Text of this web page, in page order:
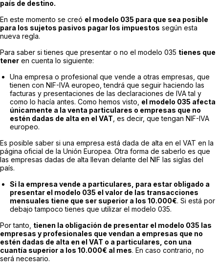
país de destino.
En este momento se creó el modelo 035 para que sea posible
para los sujetos pasivos pagar los impuestos según esta
nueva regla.
Para saber si tienes que presentar o no el modelo 035 tienes que
tener en cuenta lo siguiente:
Una empresa o profesional que vende a otras empresas, que
tienen con NIF-IVA europeo, tendrá que seguir haciendo las
facturas y presentaciones de las declaraciones de IVA tal y
como lo hacía antes. Como hemos visto, el modelo 035 afecta
únicamente a la venta particulares o empresas que no
estén dadas de alta en el VAT , es decir, que tengan NIF-IVA
europeo.
Es posible saber si una empresa está dada de alta en el VAT en la
página oficial de la Unión Europea. Otra forma de saberlo es que
las empresas dadas de alta llevan delante del NIF las siglas del
país.
Si la empresa vende a particulares, para estar obligado a
presentar el modelo 035 el valor de las transacciones
mensuales tiene que ser superior a los 10.000€. Si está por
debajo tampoco tienes que utilizar el modelo 035.
Por tanto, tienen la obligación de presentar el modelo 035 las
empresas y profesionales que vendan a empresas que no
estén dadas de alta en el VAT o a particulares, con una
cuantía superior a los 10.000€ al mes. En caso contrario, no
será necesario.